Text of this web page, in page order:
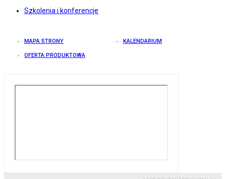
Szkolenia i konferencje
MAPA STRONY KALENDARIUM
OFERTA PRODUKTOWA